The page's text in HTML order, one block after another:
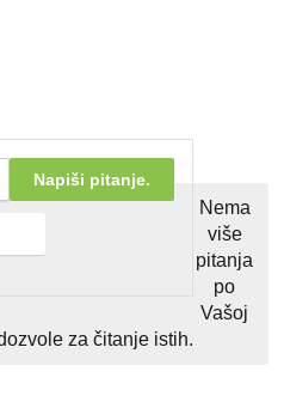
Napiši pitanje.
Nema
više
pitanja
po
Vašoj
za čitanje istih.